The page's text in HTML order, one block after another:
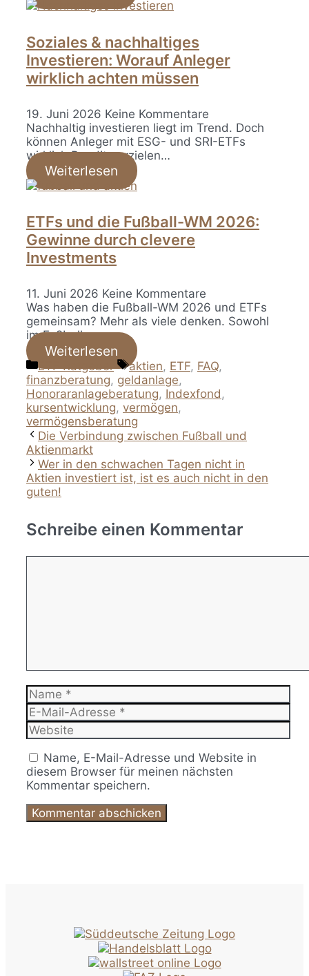
Soziales & nachhaltiges
Investieren: Worauf Anleger
wirklich achten müssen
19. Juni 2026 Keine Kommentare
Nachhaltig investieren liegt im Trend. Doch
können Anleger mit ESG- und SRI-ETFs
wirklich Rendite erzielen…
Weiterlesen
ETFs und die Fußball-WM 2026:
Gewinne durch clevere
Investments
11. Juni 2026 Keine Kommentare
Was haben die Fußball-WM 2026 und ETFs
gemeinsam? Mehr als viele denken. Sowohl
im Fußball…
Weiterlesen
Kategorien
ETF Ratgeber Schlagwörter
aktien, ETF, FAQ,
finanzberatung, geldanlage,
Honoraranlageberatung, Indexfond,
kursentwicklung, vermögen,
vermögensberatung
Die Verbindung zwischen Fußball und
Aktienmarkt
Wer in den schwachen Tagen nicht in
Aktien investiert ist, ist es auch nicht in den
guten!
Schreibe einen Kommentar
Name
E-
Mail-
Adresse
Website
Name, E-Mail-Adresse und Website in
diesem Browser für meinen nächsten
Kommentar speichern.